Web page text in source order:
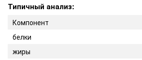
Типичный анализ:
Компонент
белки
жиры